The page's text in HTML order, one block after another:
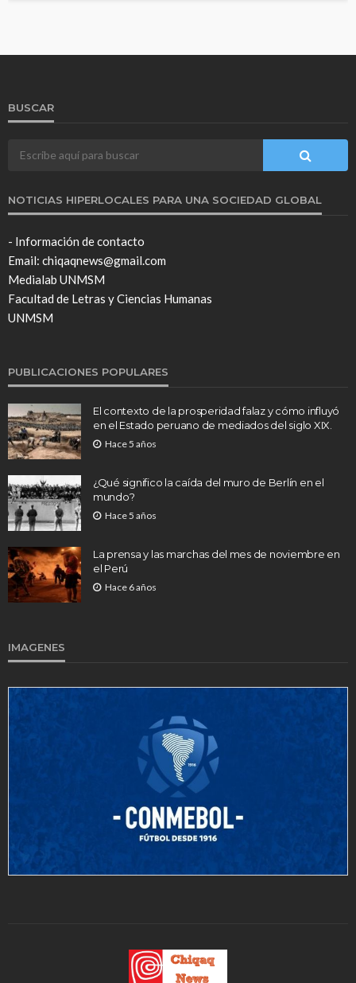
BUSCAR
NOTICIAS HIPERLOCALES PARA UNA SOCIEDAD GLOBAL
- Información de contacto
Email: chiqaqnews@gmail.com
Medialab UNMSM
Facultad de Letras y Ciencias Humanas
UNMSM
PUBLICACIONES POPULARES
El contexto de la prosperidad falaz y cómo influyó
en el Estado peruano de mediados del siglo XIX.
Hace 5 años
¿Qué significo la caída del muro de Berlín en el
mundo?
Hace 5 años
La prensa y las marchas del mes de noviembre en
el Perú
Hace 6 años
IMAGENES